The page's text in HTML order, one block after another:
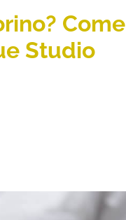
Come
Studio